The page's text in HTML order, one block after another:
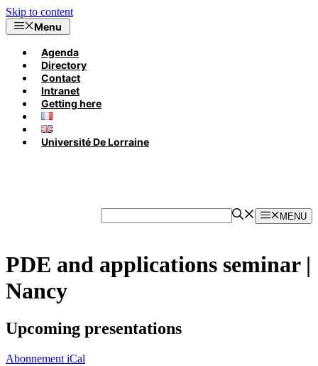
Skip to content
Menu
Agenda
Directory
Contact
Intranet
Getting here
Université De Lorraine
MENU
PDE and applications seminar |
Nancy
Upcoming presentations
Abonnement iCal